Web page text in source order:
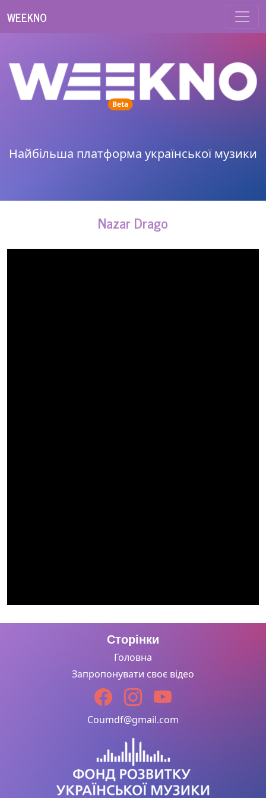
WEEKNO
Betaunread messages
Найбільша платформа української музики
Nazar Drago
Сторінки
Головна
Запропонувати своє відео
Coumdf@gmail.com